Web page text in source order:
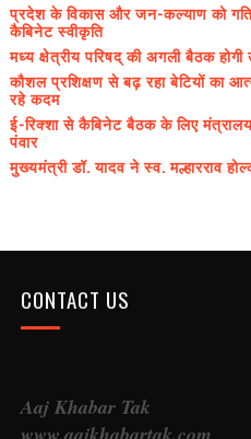
प्रदेश के विकास और जन-कल्याण को
कैबिनेट स्वीकृति
मध्य क्षेत्रीय परिषद् की अगली बैठक
कौशल प्रशिक्षण से बढ़ रहा बेटियों का
रहे कदम
ई-रिक्शा से कैबिनेट बैठक के लिए
पंवार
मुख्यमंत्री डॉ. यादव ने स्व. मल्हारराव
CONTACT US
Aaj Khabar Tak